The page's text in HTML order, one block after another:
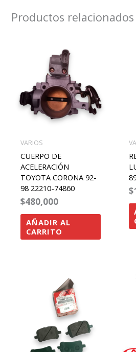
Productos relacionados
VARIOS
CUERPO DE
ACELERACIÓN
TOYOTA CORONA 92-
98 22210-74860
$480,000
AÑADIR AL
CARRITO
$